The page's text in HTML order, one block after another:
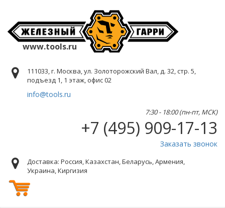
www.tools.ru
111033, г. Москва, ул. Золоторожский Вал, д. 32, стр. 5,
подъезд 1, 1 этаж, офис 02
info@tools.ru
7:30 - 18:00 (пн-пт, МСК)
+7 (495) 909-17-13
Заказать звонок
Доставка: Россия, Казахстан, Беларусь, Армения,
Украина, Киргизия